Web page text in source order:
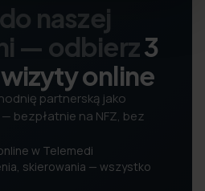
naszej
— odbierz3
online
partnerską jako
bezpłatnie na NFZ, bez
w Telemedi
skierowania — wszystko